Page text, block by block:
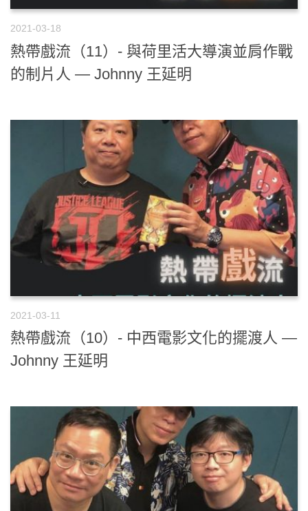
2021-03-18
熱帶戲流（11）- 與荷里活大導演並肩作戰
的制片人 — Johnny 王延明
2021-03-11
熱帶戲流（10）- 中西電影文化的擺渡人 —
Johnny 王延明